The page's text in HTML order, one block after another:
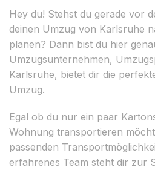
Hey du! Stehst du gerade vor
deinen Umzug von Karlsruhe
planen? Dann bist du hier
Umzugsunternehmen,
Karlsruhe, bietet dir die
Umzug.
Egal ob du nur ein paar
Wohnung transportieren
passenden
erfahrenes Team steht dir zur